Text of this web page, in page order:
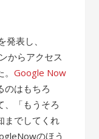
表し、
からアクセス
。Google Now
のはもちろ
、「もうそろ
までしてくれ
のほう